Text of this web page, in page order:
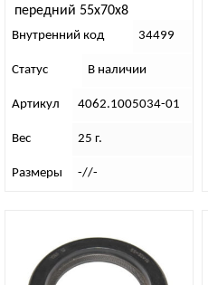
передний 55х70х8
(РОСТЕКО)
Внутренний код 34499
Статус В наличии
Артикул 4062.1005034-01
Вес 25 г.
Размеры -//-